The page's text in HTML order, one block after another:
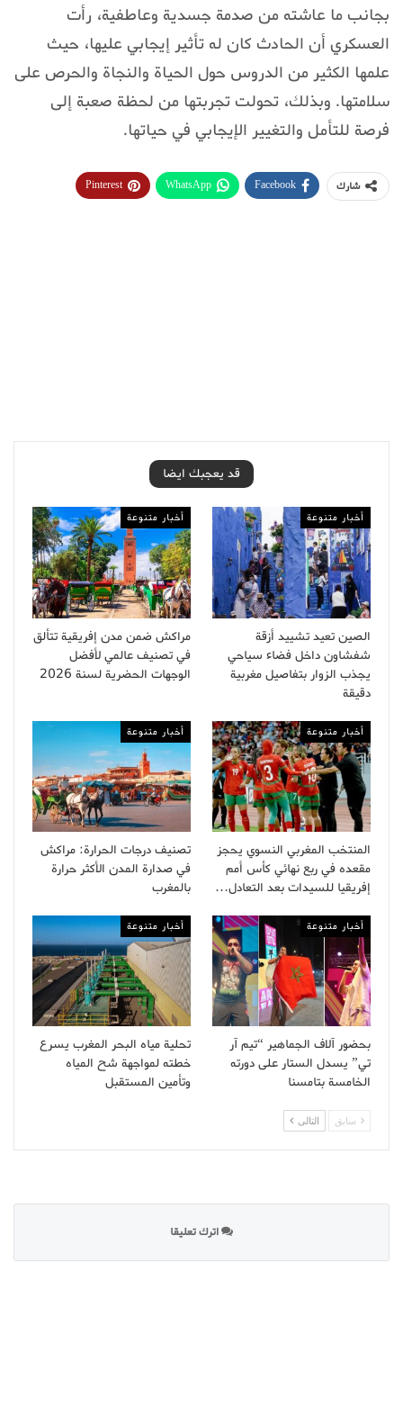
بجانب ما عاشته من صدمة جسدية وعاطفية، رأت
العسكري أن الحادث كان له تأثير إيجابي عليها، حيث
علمها الكثير من الدروس حول الحياة والنجاة والحرص على
سلامتها. وبذلك، تحولت تجربتها من لحظة صعبة إلى
فرصة للتأمل والتغيير الإيجابي في حياتها.
شارك Facebook
WhatsApp
Pinterest
قد يعجبك ايضا
أخبار متنوعة
الصين تعيد تشييد أزقة
شفشاون داخل فضاء سياحي
يجذب الزوار بتفاصيل مغربية
دقيقة
أخبار متنوعة
مراكش ضمن مدن إفريقية تتألق
في تصنيف عالمي لأفضل
الوجهات الحضرية لسنة 2026
أخبار متنوعة
المنتخب المغربي النسوي يحجز
مقعده في ربع نهائي كأس أمم
إفريقيا للسيدات بعد التعادل…
أخبار متنوعة
تصنيف درجات الحرارة: مراكش
في صدارة المدن الأكثر حرارة
بالمغرب
أخبار متنوعة
بحضور آلاف الجماهير “تيم آر
تي” يسدل الستار على دورته
الخامسة بتامسنا
أخبار متنوعة
تحلية مياه البحر المغرب يسرع
خطته لمواجهة شح المياه
وتأمين المستقبل
سابق التالى
اترك تعليقا